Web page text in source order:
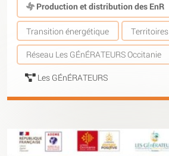
Production et distribution des EnR
Transition énergétique Territoires
Réseau Les GÉnÉRATEURS Occitanie
Les GÉnÉRATEURS